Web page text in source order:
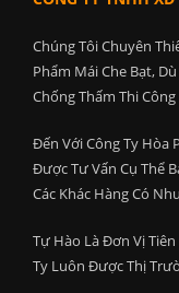
Chúng Tôi Chuyên
Phẩm Mái Che Bạt,
Chống Thấm Thi
Đến Với Công Ty Hòa
Được Tư Vấn Cụ Thể
Các Khác Hàng Có
Tự Hào Là Đơn Vị
Ty Luôn Được Thị